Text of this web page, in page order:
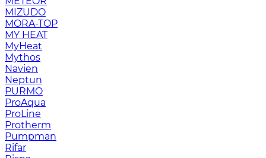
MIZUDO
MORA-TOP
MY HEAT
MyHeat
Mythos
Navien
Neptun
PURMO
ProAqua
ProLine
Protherm
Pumpman
Rifar